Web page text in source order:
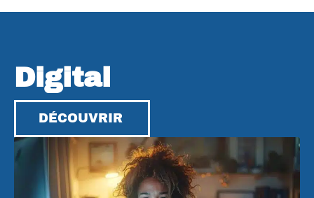
Digital
DÉCOUVRIR